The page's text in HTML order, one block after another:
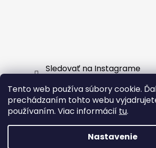
Tento web používa súbory cookie.
prechádzaním tohto webu
používaním. Viac informácií tu.
Nastavenie
Sledovať na Instagrame
Facebook